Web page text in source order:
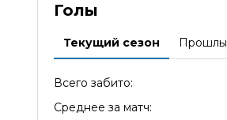
Голы
Текущий сезон
Всего забито:
Среднее за матч: